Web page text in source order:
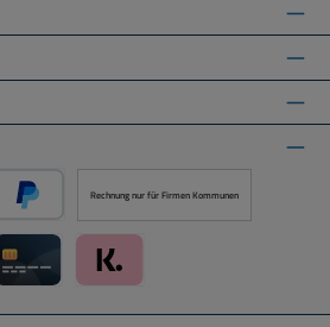
Später Bezahlen über PayPal
Rechnung nur für Firmen Kommunen